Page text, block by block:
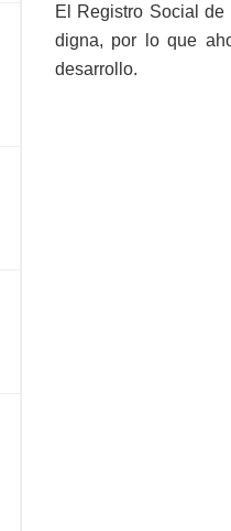
El Registro Social
digna, por lo que
desarrollo.